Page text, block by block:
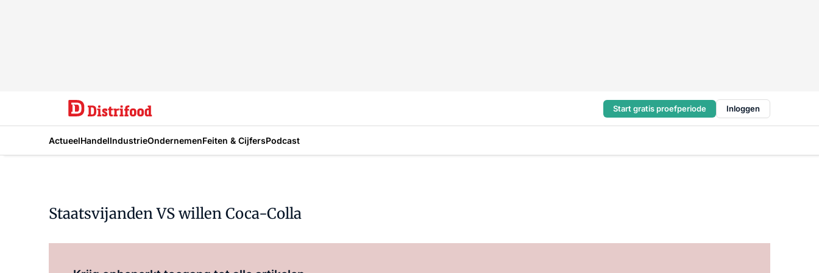
Start gratis proefperiode Inloggen
ActueelHandelIndustrieOndernemenFeiten & CijfersPodcast
Staatsvijanden VS willen Coca-Colla